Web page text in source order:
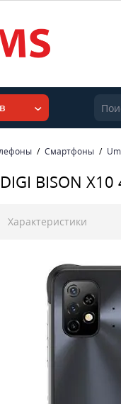
Смартфоны
BISON
Характеристики